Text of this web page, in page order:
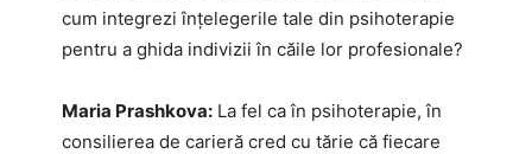
cum integrezi înțelegerile tale din psihoterapie
pentru a ghida indivizii în căile lor profesionale?
Maria Prashkova: La fel ca în psihoterapie, în
consilierea de carieră cred cu tărie că fiecare